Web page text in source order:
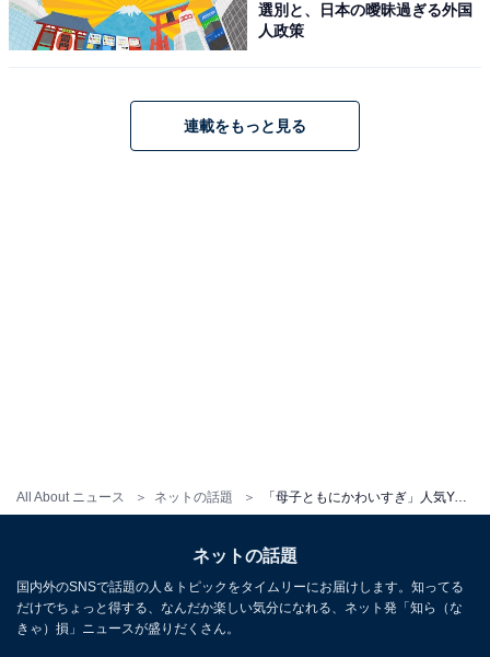
All About ニュース ネットの話題 「母子ともにかわいすぎ」人気YouTuberの美人妻、“ミニぎし”との散歩ショット公開「オシャレママ」
選別と、日本の曖昧過ぎる外国
人政策
連載をもっと見る
ネットの話題
国内外のSNSで話題の人＆トピックをタイムリーにお届けします。知ってる
だけでちょっと得する、なんだか楽しい気分になれる、ネット発「知ら（な
きゃ）損」ニュースが盛りだくさん。